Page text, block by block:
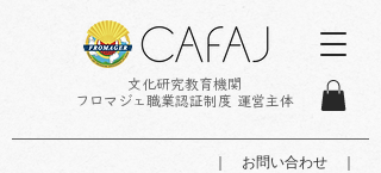
｜ お問い合わせ ｜
文化研究教育機関
フロマジェ職業認証制度 運営主体